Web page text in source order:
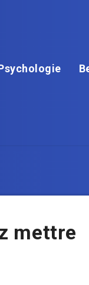
mettre